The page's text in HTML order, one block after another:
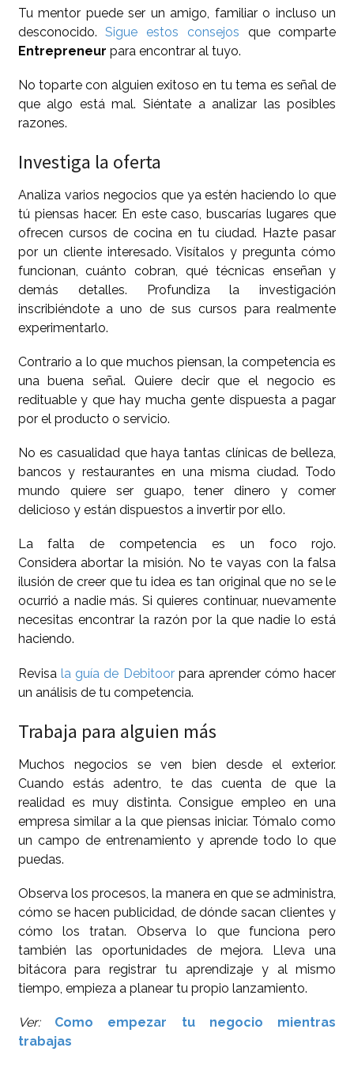
Tu mentor puede ser un amigo, familiar o incluso un
desconocido.Sigue estos consejos que comparte
Entrepreneur para encontrar al tuyo.
No toparte con alguien exitoso en tu tema es señal de
que algo está mal. Siéntate a analizar las posibles
razones.
Investiga la oferta
Analiza varios negocios que ya estén haciendo lo que
tú piensas hacer. En este caso, buscarías lugares que
ofrecen cursos de cocina en tu ciudad. Hazte pasar
por un cliente interesado. Visítalos y pregunta cómo
funcionan, cuánto cobran, qué técnicas enseñan y
demás detalles. Profundiza la investigación
inscribiéndote a uno de sus cursos para realmente
experimentarlo.
Contrario a lo que muchos piensan, la competencia es
una buena señal. Quiere decir que el negocio es
redituable y que hay mucha gente dispuesta a pagar
por el producto o servicio.
No es casualidad que haya tantas clínicas de belleza,
bancos y restaurantes en una misma ciudad. Todo
mundo quiere ser guapo, tener dinero y comer
delicioso y están dispuestos a invertir por ello.
La falta de competencia es un foco rojo.
Considera abortar la misión. No te vayas con la falsa
ilusión de creer que tu idea es tan original que no se le
ocurrió a nadie más. Si quieres continuar, nuevamente
necesitas encontrar la razón por la que nadie lo está
haciendo.
Revisa la guía de Debitoorpara aprender cómo hacer
un análisis de tu competencia.
Trabaja para alguien más
Muchos negocios se ven bien desde el exterior.
Cuando estás adentro, te das cuenta de que la
realidad es muy distinta. Consigue empleo en una
empresa similar a la que piensas iniciar. Tómalo como
un campo de entrenamiento y aprende todo lo que
puedas.
Observa los procesos, la manera en que se administra,
cómo se hacen publicidad, de dónde sacan clientes y
cómo los tratan. Observa lo que funciona pero
también las oportunidades de mejora. Lleva una
bitácora para registrar tu aprendizaje y al mismo
tiempo, empieza a planear tu propio lanzamiento.
Ver:
Como empezar tu negocio mientras
trabajas